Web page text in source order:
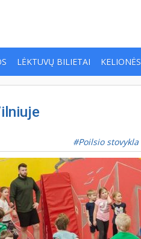
LĖKTUVŲ BILIETAI KELIONĖS
Poilsio stovykla